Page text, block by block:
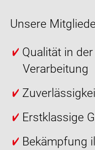
Unsere
Qualität in
Verarbeitung
Erstklassige
Bekämpfung